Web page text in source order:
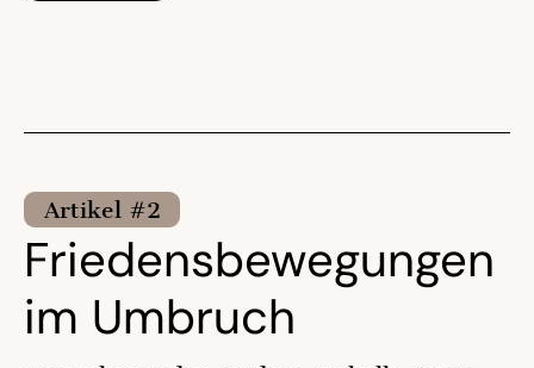
Artikel #2
Friedensbewegungen
im Umbruch